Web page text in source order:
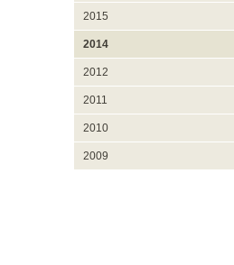
2015
2014
2012
2011
2010
2009